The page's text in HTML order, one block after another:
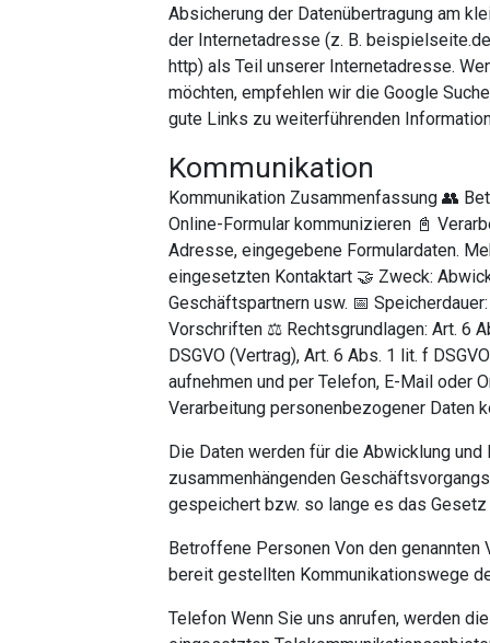
Absicherung der Datenübertragung am
der Internetadresse (z. B.
http) als Teil unserer Internetadresse.
möchten, empfehlen wir die Google
gute Links zu weiterführenden
Kommunikation
Kommunikation Zusammenfassung 👥
Online-Formular kommunizieren 📓
Adresse, eingegebene Formulardaten.
eingesetzten Kontaktart 🤝 Zweck:
Geschäftspartnern usw. 📅
Vorschriften ⚖️ Rechtsgrundlagen: Art. 6
DSGVO (Vertrag), Art. 6 Abs. 1 lit. f
aufnehmen und per Telefon, E-Mail oder
Verarbeitung personenbezogener Daten
Die Daten werden für die Abwicklung
zusammenhängenden
gespeichert bzw. so lange es das
Betroffene Personen Von den
bereit gestellten Kommunikationswege
Telefon Wenn Sie uns anrufen, werden